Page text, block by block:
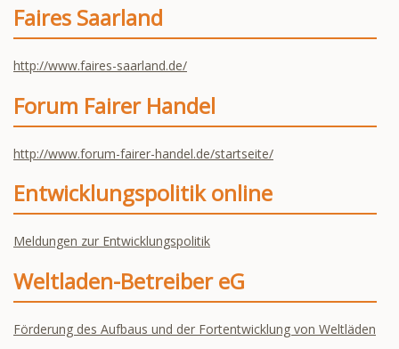
Faires Saarland
http://www.faires-saarland.de/
Forum Fairer Handel
http://www.forum-fairer-handel.de/startseite/
Entwicklungspolitik online
Meldungen zur Entwicklungspolitik
Weltladen-Betreiber eG
Förderung des Aufbaus und der Fortentwicklung von Weltläden